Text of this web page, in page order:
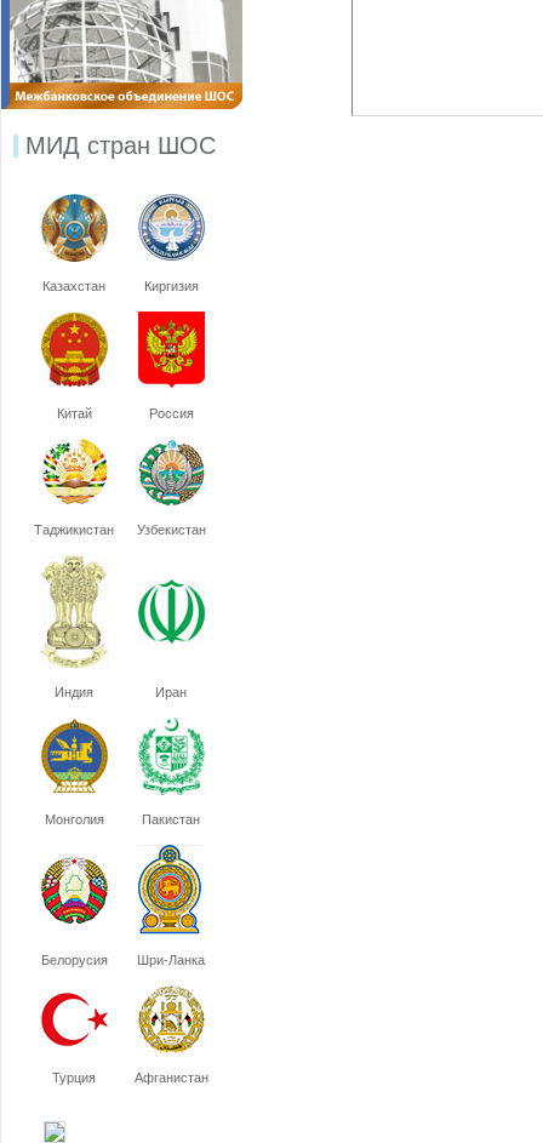
МИД стран ШОС
Казахстан Киргизия
Китай Россия
Таджикистан Узбекистан
Индия Иран
Монголия Пакистан
Белорусия Шри-Ланка
Турция Афганистан